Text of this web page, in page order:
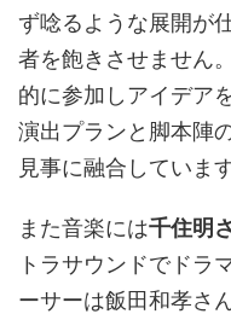
ず唸るような展開が
者を飽きさせません
的に参加しアイデア
演出プランと脚本陣
見事に融合しています
また音楽には千住明
トラサウンドでドラ
ーサーは飯田和孝さ